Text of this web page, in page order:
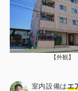
【外観】
室内設備はエ